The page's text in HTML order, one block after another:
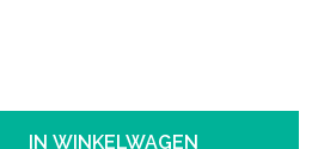
IN WINKELWAGEN